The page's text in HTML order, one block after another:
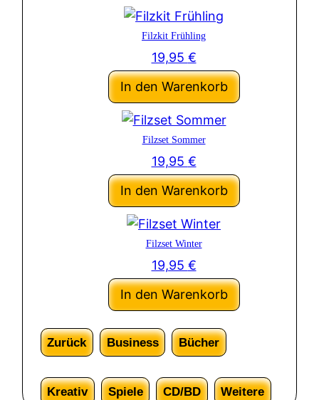
Filzkit Frühling
19,95 €
In den Warenkorb
Filzset Sommer
19,95 €
In den Warenkorb
Filzset Winter
19,95 €
In den Warenkorb
Zurück Business Bücher
Kreativ Spiele CD/BD Weitere